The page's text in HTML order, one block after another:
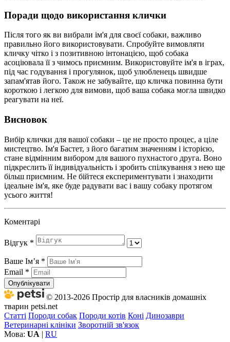
Поради щодо використання клички
Після того як ви вибрали ім'я для своєї собаки, важливо
правильно його використовувати. Спробуйте вимовляти
кличку чітко і з позитивною інтонацією, щоб собака
асоціювала її з чимось приємним. Використовуйте ім'я в іграх,
під час годування і прогулянок, щоб улюбленець швидше
запам'ятав його. Також не забувайте, що кличка повинна бути
короткою і легкою для вимови, щоб ваша собака могла швидко
реагувати на неї.
Висновок
Вибір клички для вашої собаки – це не просто процес, а ціле
мистецтво. Ім'я Бастет, з його багатим значенням і історією,
стане відмінним вибором для вашого пухнастого друга. Воно
підкреслить її індивідуальність і зробить спілкування з нею ще
більш приємним. Не бійтеся експериментувати і знаходити
ідеальне ім'я, яке буде радувати вас і вашу собаку протягом
усього життя!
Коментарі
Відгук *
Ваше Імʼя *
Email *
Опублікувати
© 2013-2026 Простір для власників домашніх
тварин petsi.net
Статті Породи собак Породи котів Коні Динозаври
Ветеринарні клініки Зворотній зв'язок
Мова: UA | RU